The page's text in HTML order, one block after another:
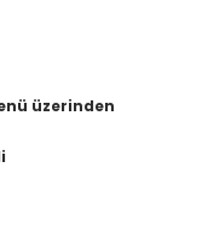
üzerinden